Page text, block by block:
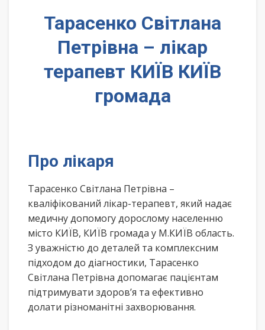
Тарасенко Світлана
Петрівна – лікар
терапевт КИЇВ КИЇВ
громада
Про лікаря
Тарасенко Світлана Петрівна –
кваліфікований лікар-терапевт, який надає
медичну допомогу дорослому населенню
місто КИЇВ, КИЇВ громада у М.КИЇВ область.
З уважністю до деталей та комплексним
підходом до діагностики, Тарасенко
Світлана Петрівна допомагає пацієнтам
підтримувати здоров’я та ефективно
долати різноманітні захворювання.